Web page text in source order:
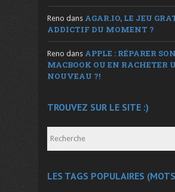
Reno dans AGAR.IO, LE JEU
ADDICTIF DU MOMENT ?
Reno dans APPLE : RÉPARER SON
MACBOOK OU EN RACHETER
NOUVEAU ?!
TROUVEZ SUR LE SITE :)
LES TAGS POPULAIRES